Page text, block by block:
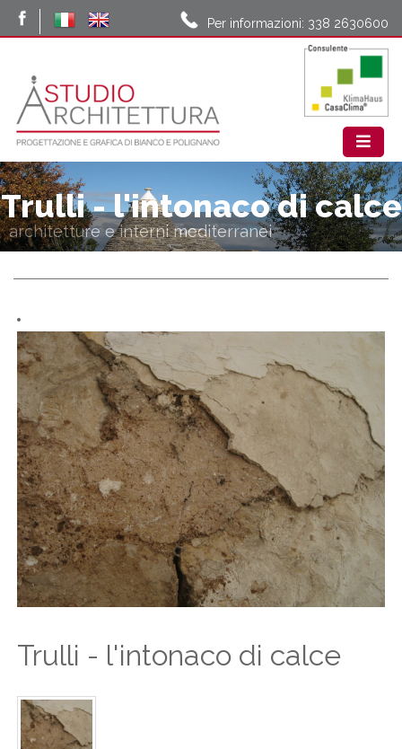
Per informazioni: 338 2630600
Trulli - l'intonaco di calce
architetture e interni mediterranei
Trulli - l'intonaco di calce